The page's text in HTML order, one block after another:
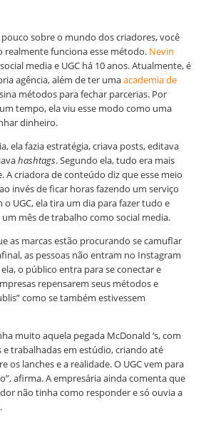
sobre o mundo dos criadores, você
realmente funciona esse método. Nevin
media e UGC há 10 anos. Atualmente, é
agência, além de ter umaacademia de
métodos para fechar parcerias. Por
tempo, ela viu esse modo como uma
dinheiro.
ela fazia estratégia, criava posts, editava
hashtags. Segundo ela, tudo era mais
criadora de conteúdo diz que esse meio
invés de ficar horas fazendo um serviço
UGC, ela tira um dia para fazer tudo e
mês de trabalho como social media.
as marcas estão procurando se camuflar
as pessoas não entram no Instagram
o público entra para se conectar e
repensarem seus métodos e
como se também estivessem
muito aquela pegada McDonald ‘s, com
trabalhadas em estúdio, criando até
os lanches e a realidade. O UGC vem para
afirma. A empresária ainda comenta que
não tinha como responder e só ouvia a